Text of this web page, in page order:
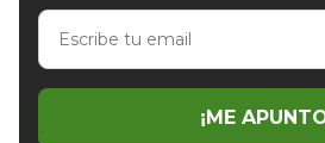
Escribe
email
¡ME